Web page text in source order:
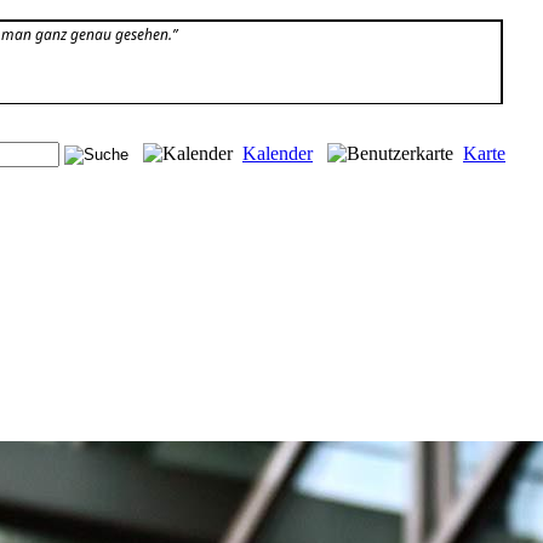
ganz genau gesehen.”
Kalender Karte